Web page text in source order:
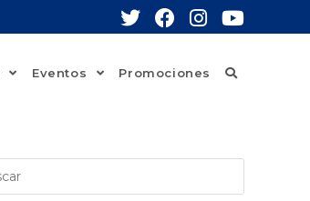
Eventos Promociones